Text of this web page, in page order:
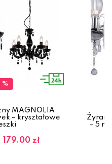
%
MAGNOLIA
– kryształowe
179.00 zł
– 5